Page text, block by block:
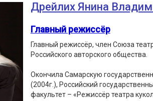
Дрейлих Янина
Главный режиссёр
Главный режиссёр, член Союза
Российского авторского общества.
Окончила Самарскую
(2004г.), Российский
факультет – «Режиссёр театра